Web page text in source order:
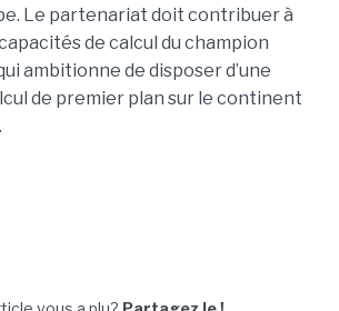
Le partenariat doit contribuer à
de calcul du champion
ambitionne de disposer d’une
de premier plan sur le continent